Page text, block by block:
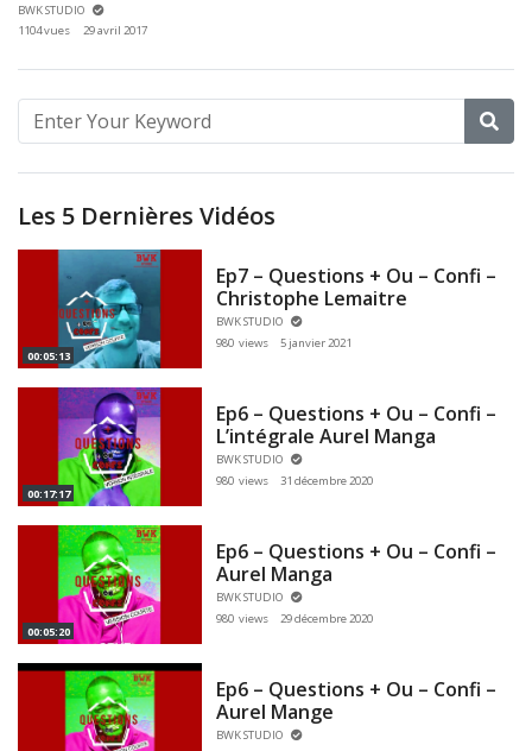
BWK STUDIO
1104 vues
29 avril 2017
Les 5 Dernières Vidéos
00:05:13
Ep7 – Questions + Ou – Confi –
Christophe Lemaitre
BWK STUDIO
980 views
5 janvier 2021
00:17:17
Ep6 – Questions + Ou – Confi –
L’intégrale Aurel Manga
BWK STUDIO
980 views
31 décembre 2020
00:05:20
Ep6 – Questions + Ou – Confi –
Aurel Manga
BWK STUDIO
980 views
29 décembre 2020
Ep6 – Questions + Ou – Confi –
Aurel Mange
BWK STUDIO